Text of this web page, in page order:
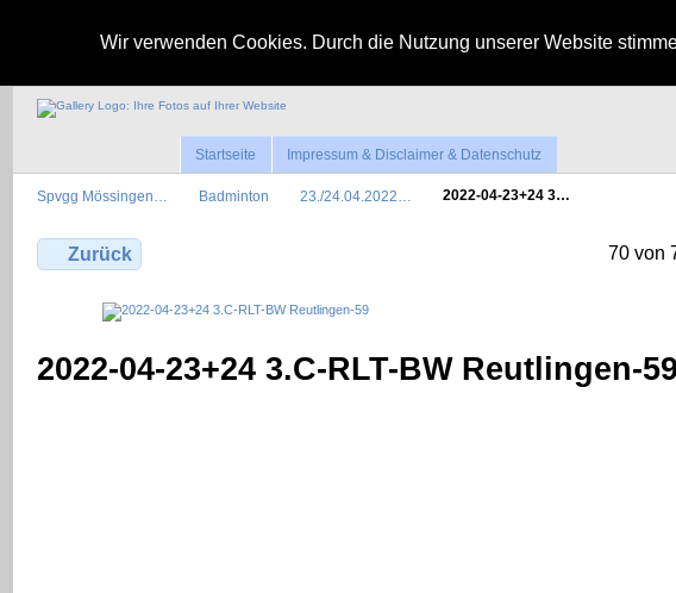
Wir verwenden Cookies. Durch die Nutzung unserer Website
Startseite Impressum & Disclaimer & Datenschutz
Spvgg Mössingen… Badminton 23./24.04.2022… 2022-04-23+24 3…
Zurück 70 von
2022-04-23+24 3.C-RLT-BW Reutlingen-59